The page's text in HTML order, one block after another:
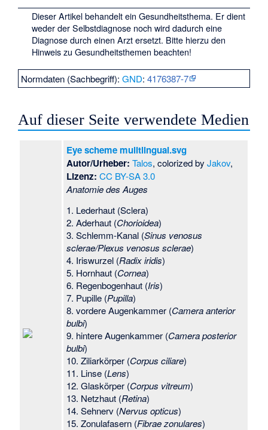
Dieser Artikel behandelt ein Gesundheitsthema. Er dient
weder der Selbstdiagnose noch wird dadurch eine
Diagnose durch einen Arzt ersetzt. Bitte hierzu den
Hinweis zu Gesundheitsthemen beachten!
Normdaten (Sachbegriff):GND:4176387-7
Auf dieser Seite verwendete Medien
Eye scheme mulitlingual.svg
Autor/Urheber: Talos, colorized byJakov,
Lizenz: CC BY-SA 3.0
Anatomie des Auges
1. Lederhaut (Sclera)
2. Aderhaut (Chorioidea)
3. Schlemm-Kanal (Sinus venosus
sclerae/Plexus venosus sclerae)
4. Iriswurzel (Radix iridis)
5. Hornhaut (Cornea)
6. Regenbogenhaut (Iris)
7. Pupille (Pupilla)
8. vordere Augenkammer (Camera anterior
bulbi)
9. hintere Augenkammer (Camera posterior
bulbi)
10. Ziliarkörper (Corpus ciliare)
11. Linse (Lens)
12. Glaskörper (Corpus vitreum)
13. Netzhaut (Retina)
14. Sehnerv (Nervus opticus)
15. Zonulafasern (Fibrae zonulares)